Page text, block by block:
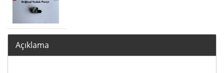
Açıklama